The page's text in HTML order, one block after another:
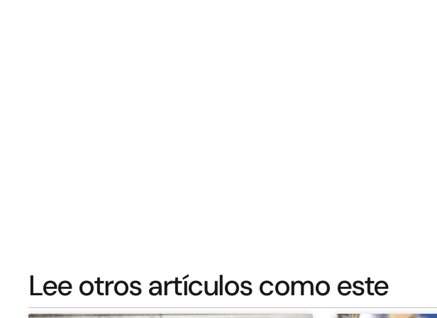
Lee otros artículos como este